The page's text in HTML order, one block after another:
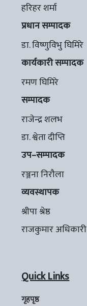
हरिहर शर्मा
प्रधान सम्पादक
डा. विष्णुविभु घिमिरे
कार्यकारी सम्पादक
रमण घिमिरे
सम्पादक
राजेन्द्र शलभ
डा. श्वेता दीप्ति
उप–सम्पादक
रञ्जना निरौला
व्यवस्थापक
श्रीपा श्रेष्ठ
राजकुमार अधिकारी
Quick Links
गृहपृष्ठ